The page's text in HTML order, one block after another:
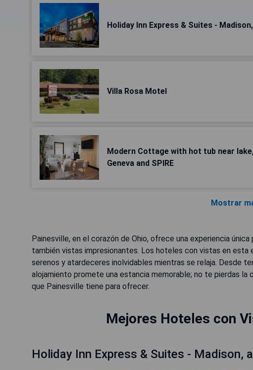
Holiday Inn Express & Suites -
Villa Rosa Motel
Modern Cottage with hot tub near
Geneva and SPIRE
Mostrar
Painesville, en el corazón de Ohio, ofrece una experiencia
también vistas impresionantes. Los hoteles con vistas en
serenos y atardeceres inolvidables mientras se relaja. Desde
alojamiento promete una estancia memorable; no te pierdas
que Painesville tiene para ofrecer.
Mejores Hoteles con
Holiday Inn Express & Suites - Madison,